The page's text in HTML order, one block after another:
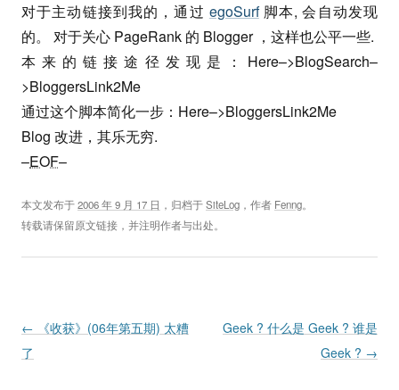
对于主动链接到我的，通过 egoSurf脚本, 会自动发现
的。 对于关心 PageRank 的 Blogger ，这样也公平一些.
本来的链接途径发现是：Here–>BlogSearch–
>BloggersLink2Me
通过这个脚本简化一步：Here–>BloggersLink2Me
Blog 改进，其乐无穷.
–EOF–
本文发布于2006 年 9 月 17 日 ，归档于SiteLog ，作者 Fenng。
转载请保留原文链接，并注明作者与出处。
Post navigation
← 《收获》(06年第五期) 太糟
了
Geek ? 什么是 Geek ? 谁是
Geek ? →